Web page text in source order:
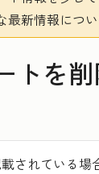
最新情報につ
トを削
されている場